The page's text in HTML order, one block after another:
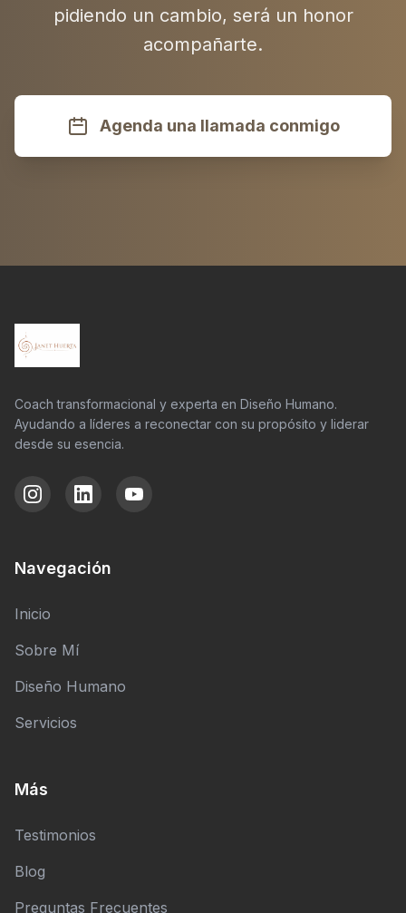
pidiendo un cambio, será un honor
acompañarte.
Agenda una llamada conmigo
Coach transformacional y experta en Diseño Humano.
Ayudando a líderes a reconectar con su propósito y liderar
desde su esencia.
Navegación
Inicio
Sobre Mí
Diseño Humano
Servicios
Más
Testimonios
Blog
Preguntas Frecuentes